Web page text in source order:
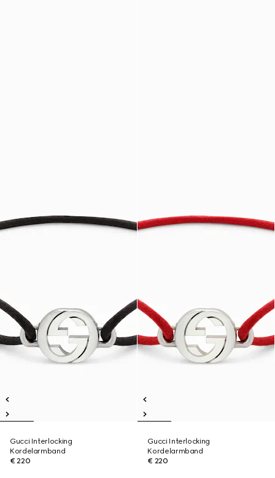
Gucci Interlocking
Kordelarmband
€ 220
Gucci Interlocking
Kordelarmband
€ 220